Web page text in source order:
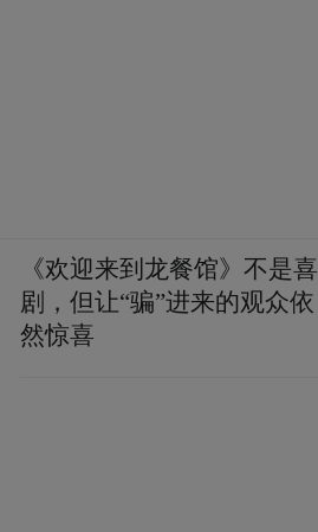
《欢迎来到龙餐馆》不是喜
剧，但让“骗”进来的观众依
然惊喜